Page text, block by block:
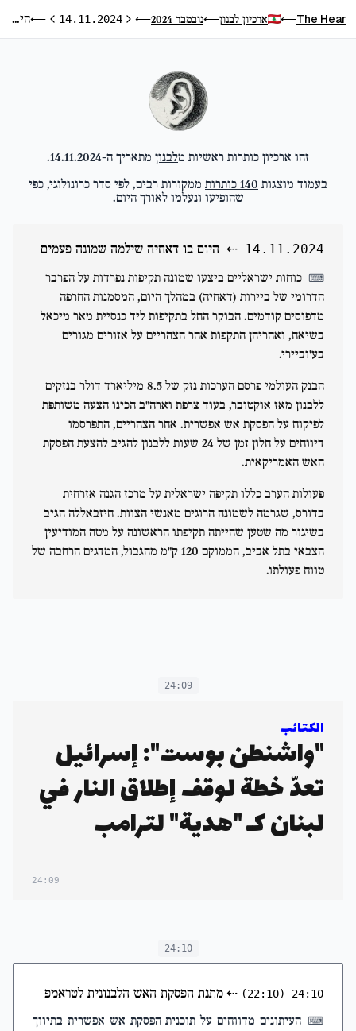
The Hear
⟵ ארכיון לבנון⟵נובמבר 2024 ⟵היום הקודם
14.11.2024 היום הבא
⟵ היום בו דאחיה שילמה שמונה פעמים
זהו ארכיון כותרות ראשיות מלבנון מתאריך ה-14.11.2024
.
בעמוד מוצגות 140 כותרות ממקורות רבים, לפי סדר כרונולוגי, כפי
שהופיעו ונעלמו לאורך היום.
14.11.2024
⇠ היום בו דאחיה שילמה שמונה פעמים
⌨ כוחות ישראליים ביצעו שמונה תקיפות נפרדות על הפרבר
הדרומי של ביירות (דאחיה) במהלך היום, המסמנות החרפה
מדפוסים קודמים. הבוקר החל בתקיפות ליד כנסיית מאר מיכאל
בשיאח, ואחריהן התקפות אחר הצהריים על אזורים מגורים
בע'וביירי.
הבנק העולמי פרסם הערכות נזק של 8.5 מיליארד דולר בנזקים
ללבנון מאז אוקטובר, בעוד צרפת וארה"ב הכינו הצעה משותפת
לפיקוח על הפסקת אש אפשרית. אחר הצהריים, התפרסמו
דיווחים על חלון זמן של 24 שעות ללבנון להגיב להצעת הפסקת
האש האמריקאית.
פעולות הערב כללו תקיפה ישראלית על מרכז הגנה אזרחית
בדורס, שגרמה לשמונה הרוגים מאנשי הצוות. חיזבאללה הגיב
בשיגור מה שטען שהייתה תקיפתו הראשונה על מטה המודיעין
הצבאי בתל אביב, הממוקם 120 ק"מ מהגבול, המדגים הרחבה של
טווח פעולתו.
24:09
الكتائب
"واشنطن بوست": إسرائيل
تعدّ خطة لوقف إطلاق النار في
لبنان كـ "هدية" لترامب
24:09
24:10
24:10
(22:10)
⇠מתנת הפסקת האש הלבנונית לטראמפ
⌨ העיתונים מדווחים על תוכנית הפסקת אש אפשרית בתיווך